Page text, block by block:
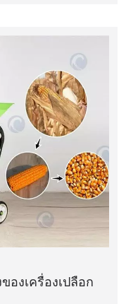
งเครื่องเปลือก